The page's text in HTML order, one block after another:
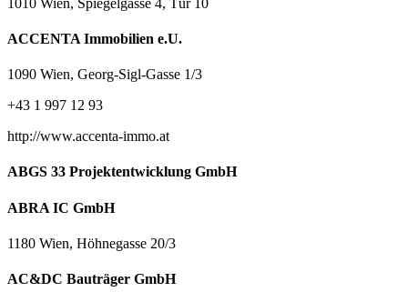
ACCENTA Immobilien e.U.
1090 Wien, Georg-Sigl-Gasse 1/3
+43 1 997 12 93
http://www.accenta-immo.at
ABGS 33 Projektentwicklung GmbH
ABRA IC GmbH
1180 Wien, Höhnegasse 20/3
AC&DC Bauträger GmbH